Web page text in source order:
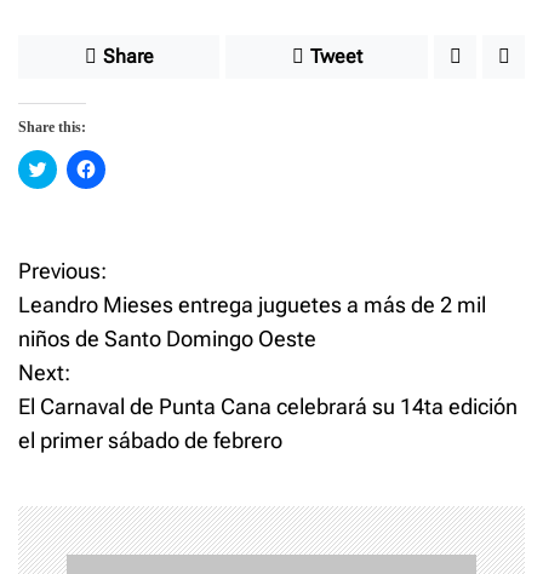
Share Tweet
Share this:
C
l
s
a
e
o
n
T
w
i
t
t
O
p
e
n
C
l
s
h
a
e
a
c
e
b
(
O
p
e
P
o
s
t
a
Previous:
Leandro Mieses entrega juguetes a más de 2 mil
niños de Santo Domingo Oeste
Next:
El Carnaval de Punta Cana celebrará su 14ta edición
el primer sábado de febrero